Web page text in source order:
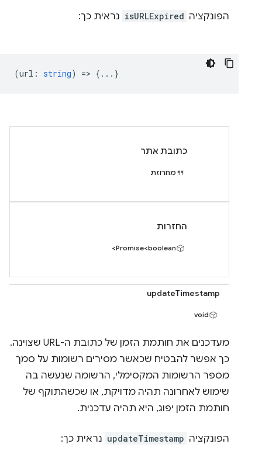
הפונקציה isURLExpired נראית כך:
(url : string) => {...}
כתובת אתר
מחרוזת
החזרות
Promise<boolean>
updateTimestamp
void
מעדכנים את חותמת הזמן של כתובת ה-URL שצוינה.
כך אפשר להבטיח שכאשר מסירים רשומות על סמך
מספר הרשומות המקסימלי, הרשומה שנעשה בה
שימוש לאחרונה תהיה מדויקת, או שכשהתוקף של
חותמת הזמן יפוג, היא תהיה עדכנית.
הפונקציה updateTimestamp נראית כך: